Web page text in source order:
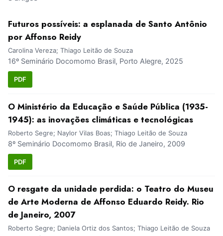
Futuros possíveis: a esplanada de Santo Antônio
por Affonso Reidy
Carolina Vereza; Thiago Leitão de Souza
16º Seminário Docomomo Brasil, Porto Alegre, 2025
PDF
O Ministério da Educação e Saúde Pública (1935-
1945): as inovações climáticas e tecnológicas
Roberto Segre; Naylor Vilas Boas; Thiago Leitão de Souza
8º Seminário Docomomo Brasil, Rio de Janeiro, 2009
PDF
O resgate da unidade perdida: o Teatro do Museu
de Arte Moderna de Affonso Eduardo Reidy. Rio
de Janeiro, 2007
Roberto Segre; Daniela Ortiz dos Santos; Thiago Leitão de Souza